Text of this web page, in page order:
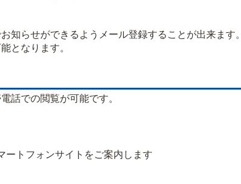
らせができるようメール登録することが出来ます。
となります。
話での閲覧が可能です。
トフォンサイトをご案内します